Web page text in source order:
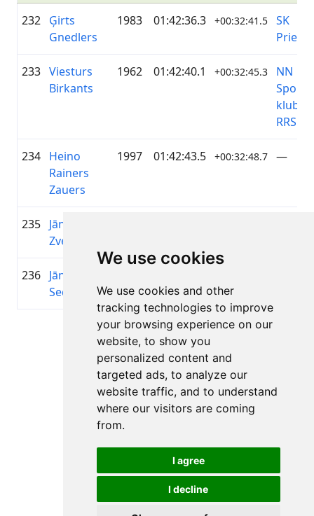
We use cookies
We use cookies and other
tracking technologies to improve
your browsing experience on our
website, to show you
personalized content and
targeted ads, to analyze our
website traffic, and to understand
where our visitors are coming
from.
I agree
I decline
232 Ģirts
Gnedlers
1983 01:42:36.3 +00:32:41.5
SK
233 Viesturs
Birkants
1962 01:42:40.1 +00:32:45.3
NN
Sporta
klubs /
RRS
234 Heino
Rainers
Zauers
1997 01:42:43.5 +00:32:48.7 —
235 Jānis
Zvejnieks
236 Jānis
Sedliņš
Lapa 1 no 1
Kopā 11 Rezultāti
Atpakaļ uz rezultātiem
Visas tiesības aizsargātas. DistantRace